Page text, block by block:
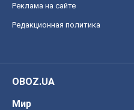
Реклама на сайте
Редакционная политика
OBOZ.UA
Мир